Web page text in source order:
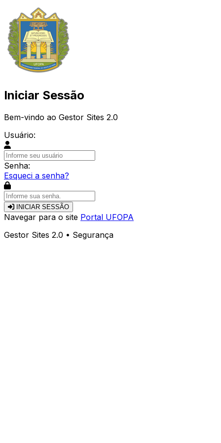
Iniciar Sessão
Bem-vindo ao Gestor Sites 2.0
Usuário:
Senha:
Esqueci a senha?
INICIAR SESSÃO
Navegar para o site Portal UFOPA
Gestor Sites 2.0 • Segurança